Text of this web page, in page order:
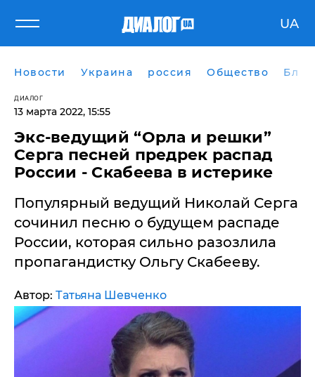
UA
Новости Украина россия Общество
ДИАЛОГ
13 марта 2022, 15:55
​Экс-ведущий “Орла и решки”
Серга песней предрек распад
России - Скабеева в истерике
Популярный ведущий Николай Серга
сочинил песню о будущем распаде
России, которая сильно разозлила
пропагандистку Ольгу Скабееву.
Автор: Татьяна Шевченко